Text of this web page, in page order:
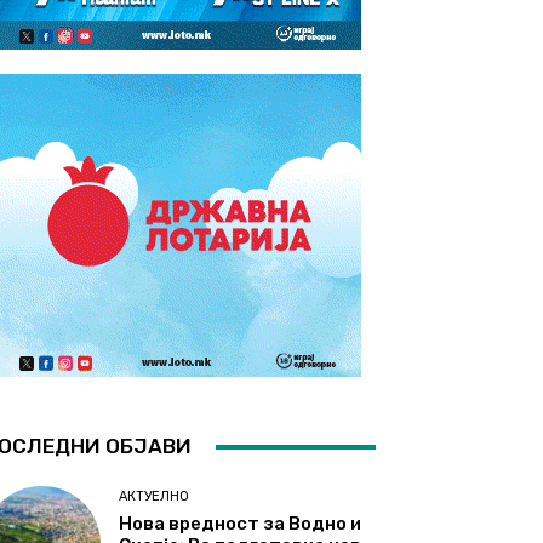
ОБЈАВИ
АКТУЕЛНО
Нова вредност за Водно и